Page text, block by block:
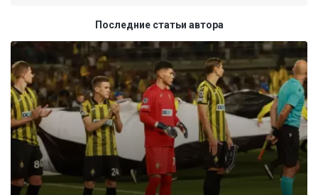
Последние статьи автора